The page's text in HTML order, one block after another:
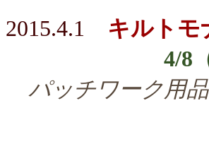
2015.4.1 キルトモ
4/8（水）
パッチワーク用